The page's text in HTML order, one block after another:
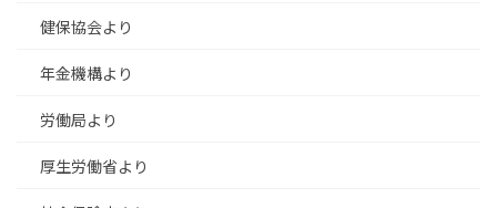
健保協会より
年金機構より
労働局より
厚生労働省より